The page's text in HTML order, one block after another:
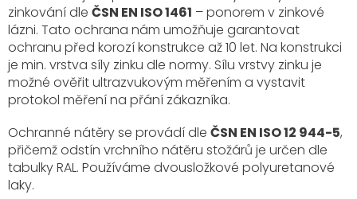
zinkování dle ČSN EN ISO 1461 – ponorem v zinkové
lázni. Tato ochrana nám umožňuje garantovat
ochranu před korozí konstrukce až 10 let. Na konstrukci
je min. vrstva síly zinku dle normy. Sílu vrstvy zinku je
možné ověřit ultrazvukovým měřením a vystavit
protokol měření na přání zákazníka.
Ochranné nátěry se provádí dle ČSN EN ISO 12 944-5,
přičemž odstín vrchního nátěru stožárů je určen dle
tabulky RAL. Používáme dvousložkové polyuretanové
laky.